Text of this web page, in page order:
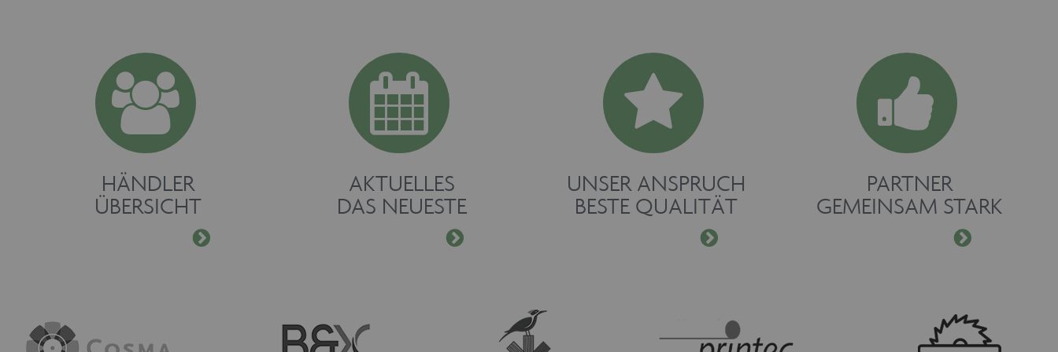
HÄNDLER
ÜBERSICHT
AKTUELLES
DAS NEUESTE
UNSER ANSPRUCH
BESTE QUALITÄT
PARTNER
GEMEINSAM STARK